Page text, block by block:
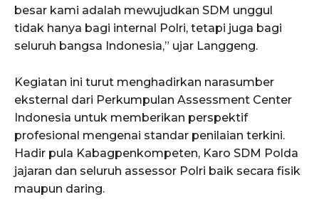
besar kami adalah mewujudkan SDM unggul
tidak hanya bagi internal Polri, tetapi juga bagi
seluruh bangsa Indonesia,” ujar Langgeng.
Kegiatan ini turut menghadirkan narasumber
eksternal dari Perkumpulan Assessment Center
Indonesia untuk memberikan perspektif
profesional mengenai standar penilaian terkini.
Hadir pula Kabagpenkompeten, Karo SDM Polda
jajaran dan seluruh assessor Polri baik secara fisik
maupun daring.